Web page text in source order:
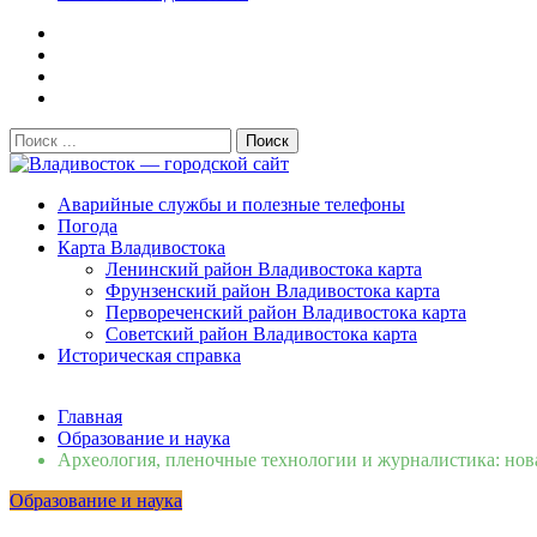
Поиск:
Владивосток — городской сайт
Аварийные службы и полезные телефоны
Погода
Карта Владивостока
Ленинский район Владивостока карта
Фрунзенский район Владивостока карта
Первореченский район Владивостока карта
Советский район Владивостока карта
Историческая справка
Сломалась бытовая техника во Владивостоке: как
Мобильная реклама на общественном транспорте: как
Зарядка с полицейскими, бои кудо и семафорная азбука:
Главная
Образование и наука
Археология, пленочные технологии и журналистика:
Образование и наука